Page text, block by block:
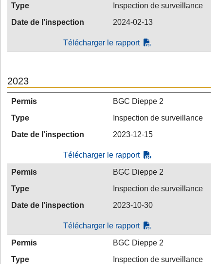
Type
Inspection de surveillance
Date de l'inspection
2024-02-13
Télécharger le rapport
2023
Permis
BGC Dieppe 2
Type
Inspection de surveillance
Date de l'inspection
2023-12-15
Télécharger le rapport
Permis
BGC Dieppe 2
Type
Inspection de surveillance
Date de l'inspection
2023-10-30
Télécharger le rapport
Permis
BGC Dieppe 2
Type
Inspection de surveillance